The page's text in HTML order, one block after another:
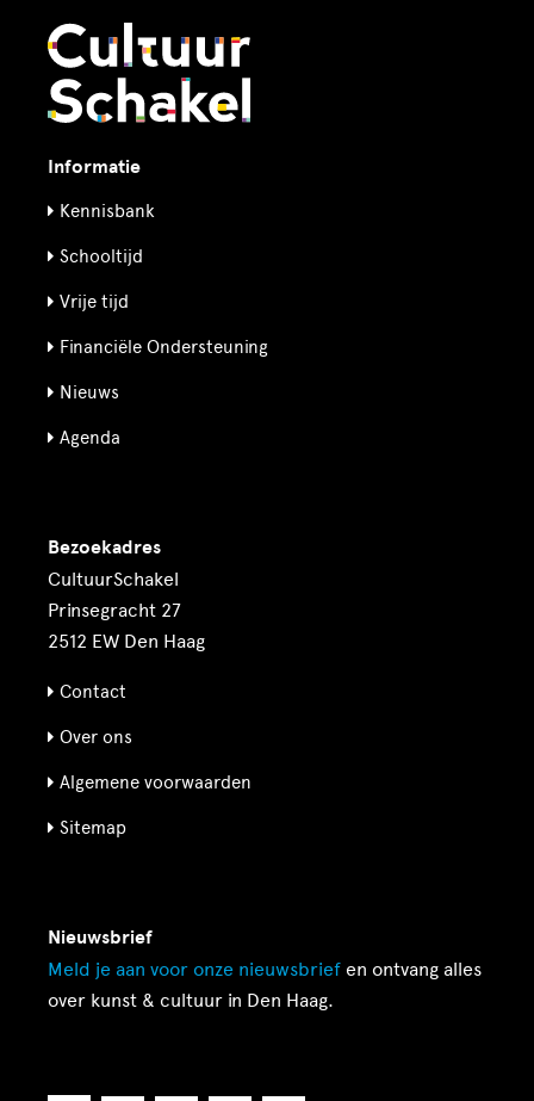
Informatie
Kennisbank
Schooltijd
Vrije tijd
Financiële Ondersteuning
Nieuws
Agenda
Bezoekadres
CultuurSchakel
Prinsegracht 27
2512 EW Den Haag
Contact
Over ons
Algemene voorwaarden
Sitemap
Nieuwsbrief
Meld je aan voor onze nieuwsbrief en ontvang alles
over kunst & cultuur in Den Haag.